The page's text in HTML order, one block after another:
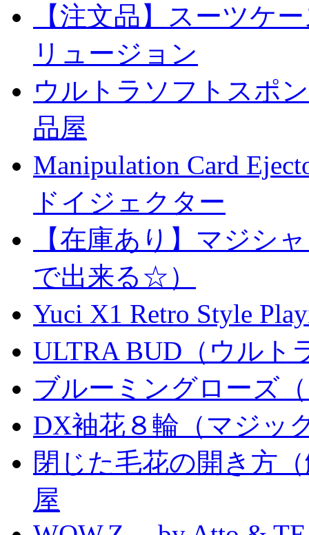
【注文品】スーツケ
リュージョン
ウルトラソフトスポ
品屋
Manipulation Card
ドイジェクター
【在庫あり】マジシ
で出来る☆）
Yuci X1 Retro Style
ULTRA BUD（ウルト
ブルーミングローズ
DX袖花８輪（マジッ
閉じた毛花の開き方
屋